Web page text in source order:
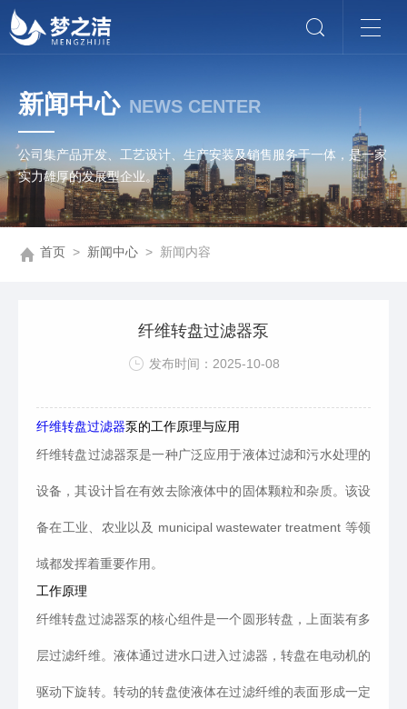
新闻中心 NEWS CENTER
公司集产品开发、工艺设计、生产安装及销售服务于一体，是一家
实力雄厚的发展型企业。
首页 > 新闻中心 > 新闻内容
纤维转盘过滤器泵
发布时间：2025-10-08
纤维转盘过滤器泵的工作原理与应用
纤维转盘过滤器泵是一种广泛应用于液体过滤和污水处理的
设备，其设计旨在有效去除液体中的固体颗粒和杂质。该设
备在工业、农业以及 municipal wastewater treatment 等领
域都发挥着重要作用。
工作原理
纤维转盘过滤器泵的核心组件是一个圆形转盘，上面装有多
层过滤纤维。液体通过进水口进入过滤器，转盘在电动机的
驱动下旋转。转动的转盘使液体在过滤纤维的表面形成一定